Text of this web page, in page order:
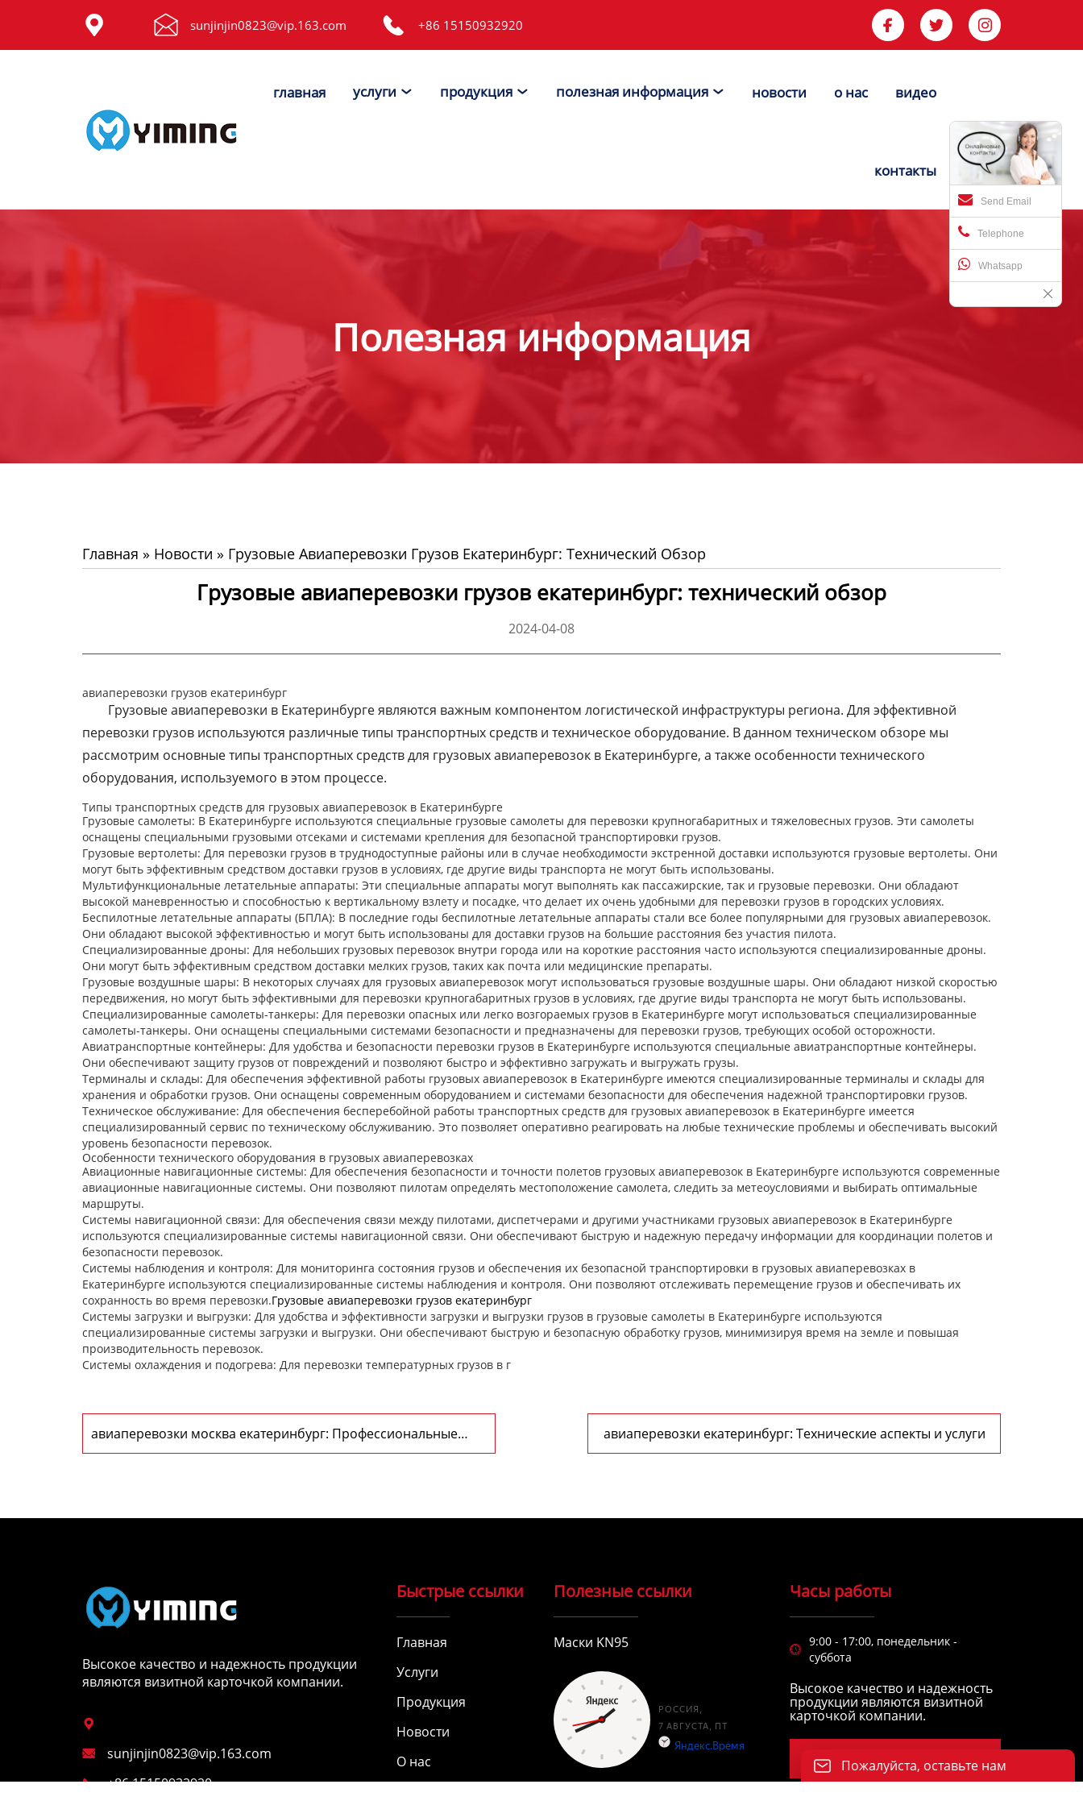
  sunjinjin0823@vip.163.com  +86 15150932920   
главная услуги  продукция  полезная информация  новости о нас видео
контакты

Пожалуйста, оставьте нам
Send Email
Telephone
Whatsapp
Полезная информация
Главная » Новости » Грузовые Авиаперевозки Грузов Екатеринбург: Технический Обзор
Грузовые авиаперевозки грузов екатеринбург: технический обзор
2024-04-08
авиаперевозки грузов екатеринбург
Грузовые авиаперевозки в Екатеринбурге являются важным компонентом логистической инфраструктуры региона. Для эффективной
перевозки грузов используются различные типы транспортных средств и техническое оборудование. В данном техническом обзоре мы
рассмотрим основные типы транспортных средств для грузовых авиаперевозок в Екатеринбурге, а также особенности технического
оборудования, используемого в этом процессе.
Типы транспортных средств для грузовых авиаперевозок в Екатеринбурге
Грузовые самолеты: В Екатеринбурге используются специальные грузовые самолеты для перевозки крупногабаритных и тяжеловесных грузов. Эти самолеты
оснащены специальными грузовыми отсеками и системами крепления для безопасной транспортировки грузов.
Грузовые вертолеты: Для перевозки грузов в труднодоступные районы или в случае необходимости экстренной доставки используются грузовые вертолеты. Они
могут быть эффективным средством доставки грузов в условиях, где другие виды транспорта не могут быть использованы.
Мультифункциональные летательные аппараты: Эти специальные аппараты могут выполнять как пассажирские, так и грузовые перевозки. Они обладают
высокой маневренностью и способностью к вертикальному взлету и посадке, что делает их очень удобными для перевозки грузов в городских условиях.
Беспилотные летательные аппараты (БПЛА): В последние годы беспилотные летательные аппараты стали все более популярными для грузовых авиаперевозок.
Они обладают высокой эффективностью и могут быть использованы для доставки грузов на большие расстояния без участия пилота.
Специализированные дроны: Для небольших грузовых перевозок внутри города или на короткие расстояния часто используются специализированные дроны.
Они могут быть эффективным средством доставки мелких грузов, таких как почта или медицинские препараты.
Грузовые воздушные шары: В некоторых случаях для грузовых авиаперевозок могут использоваться грузовые воздушные шары. Они обладают низкой скоростью
передвижения, но могут быть эффективными для перевозки крупногабаритных грузов в условиях, где другие виды транспорта не могут быть использованы.
Специализированные самолеты-танкеры: Для перевозки опасных или легко возгораемых грузов в Екатеринбурге могут использоваться специализированные
самолеты-танкеры. Они оснащены специальными системами безопасности и предназначены для перевозки грузов, требующих особой осторожности.
Авиатранспортные контейнеры: Для удобства и безопасности перевозки грузов в Екатеринбурге используются специальные авиатранспортные контейнеры.
Они обеспечивают защиту грузов от повреждений и позволяют быстро и эффективно загружать и выгружать грузы.
Терминалы и склады: Для обеспечения эффективной работы грузовых авиаперевозок в Екатеринбурге имеются специализированные терминалы и склады для
хранения и обработки грузов. Они оснащены современным оборудованием и системами безопасности для обеспечения надежной транспортировки грузов.
Техническое обслуживание: Для обеспечения бесперебойной работы транспортных средств для грузовых авиаперевозок в Екатеринбурге имеется
специализированный сервис по техническому обслуживанию. Это позволяет оперативно реагировать на любые технические проблемы и обеспечивать высокий
уровень безопасности перевозок.
Особенности технического оборудования в грузовых авиаперевозках
Авиационные навигационные системы: Для обеспечения безопасности и точности полетов грузовых авиаперевозок в Екатеринбурге используются современные
авиационные навигационные системы. Они позволяют пилотам определять местоположение самолета, следить за метеоусловиями и выбирать оптимальные
маршруты.
Системы навигационной связи: Для обеспечения связи между пилотами, диспетчерами и другими участниками грузовых авиаперевозок в Екатеринбурге
используются специализированные системы навигационной связи. Они обеспечивают быструю и надежную передачу информации для координации полетов и
безопасности перевозок.
Системы наблюдения и контроля: Для мониторинга состояния грузов и обеспечения их безопасной транспортировки в грузовых авиаперевозках в
Екатеринбурге используются специализированные системы наблюдения и контроля. Они позволяют отслеживать перемещение грузов и обеспечивать их
сохранность во время перевозки.Грузовые авиаперевозки грузов екатеринбург
Системы загрузки и выгрузки: Для удобства и эффективности загрузки и выгрузки грузов в грузовые самолеты в Екатеринбурге используются
специализированные системы загрузки и выгрузки. Они обеспечивают быструю и безопасную обработку грузов, минимизируя время на земле и повышая
производительность перевозок.
Системы охлаждения и подогрева: Для перевозки температурных грузов в г
авиаперевозки москва екатеринбург: Профессиональные
Услуги
авиаперевозки екатеринбург: Технические аспекты и услуги
Высокое качество и надежность продукции
являются визитной карточкой компании.

 sunjinjin0823@vip.163.com
 +86 15150932920
Быстрые ссылки
Главная
Услуги
Продукция
Новости
О нас
Полезные ссылки
Маски KN95
Часы работы

9:00 - 17:00, понедельник -
суббота
Высокое качество и надежность
продукции являются визитной
карточкой компании.
Позвоните нам сегодня